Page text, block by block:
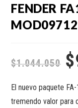
FENDER
$1.044.050 $
El nuevo paquete
tremendo valor para